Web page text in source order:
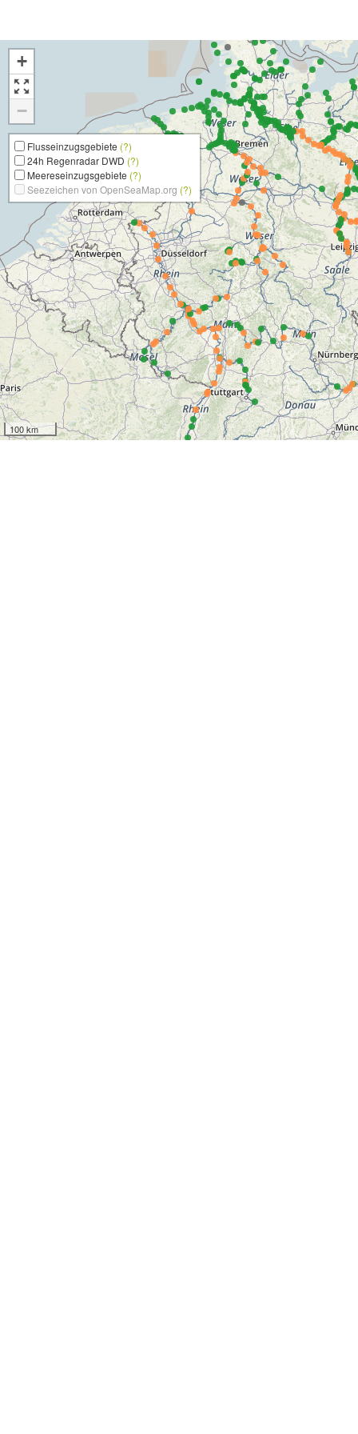
+
−
Flusseinzugsgebiete (?)
24h Regenradar DWD (?)
Meereseinzugsgebiete (?)
Seezeichen von OpenSeaMap.org (?)
100 km